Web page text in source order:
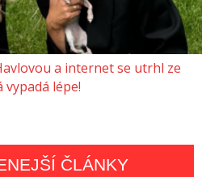
a internet se utrhl ze
vypadá lépe!
ČLÁNKY